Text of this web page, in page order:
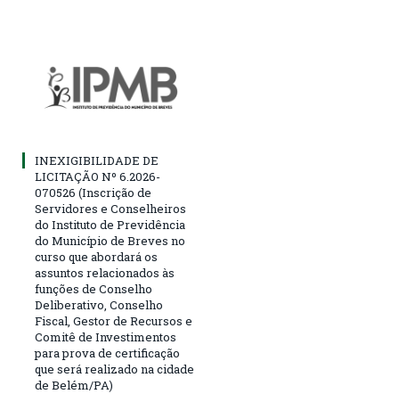
INEXIGIBILIDADE DE
LICITAÇÃO Nº 6.2026-
070526 (Inscrição de
Servidores e Conselheiros
do Instituto de Previdência
do Município de Breves no
curso que abordará os
assuntos relacionados às
funções de Conselho
Deliberativo, Conselho
Fiscal, Gestor de Recursos e
Comitê de Investimentos
para prova de certificação
que será realizado na cidade
de Belém/PA)